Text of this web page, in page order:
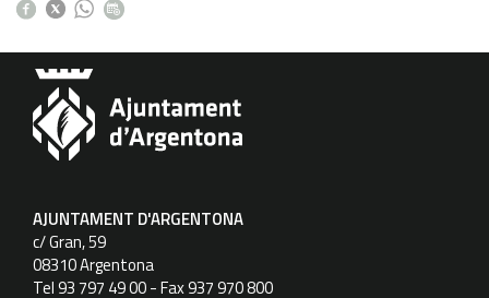
AJUNTAMENT D'ARGENTONA
c/ Gran, 59
08310 Argentona
Tel 93 797 49 00 - Fax 937 970 800